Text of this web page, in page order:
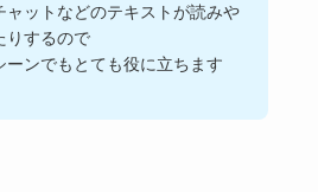
ャットなどのテキストが読みや
りするので
ーンでもとても役に立ちます